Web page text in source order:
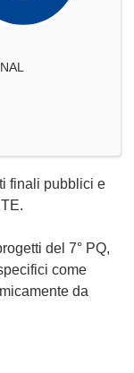
finali pubblici e
del 7° PQ,
come
da